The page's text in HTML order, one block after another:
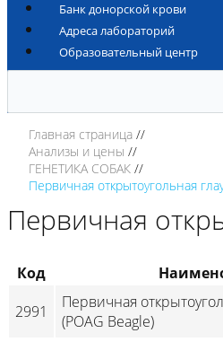
Банк донорской крови
Адреса лабораторий
Образовательный центр
Главная страница
Анализы и цены
ГЕНЕТИКА СОБАК
Первичная открытоугольная
Первичная
Код
2991
Первичная
(POAG Beagle)